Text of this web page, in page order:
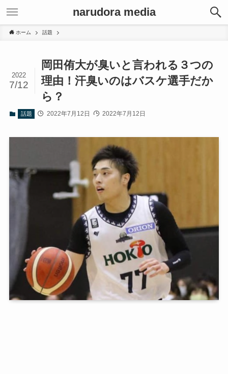
narudora media
ホーム 話題
岡田侑大が臭いと言われる３つの
理由！汗臭いのはバスケ選手だか
ら？
2022
7/12
話題 2022年7月12日 2022年7月12日